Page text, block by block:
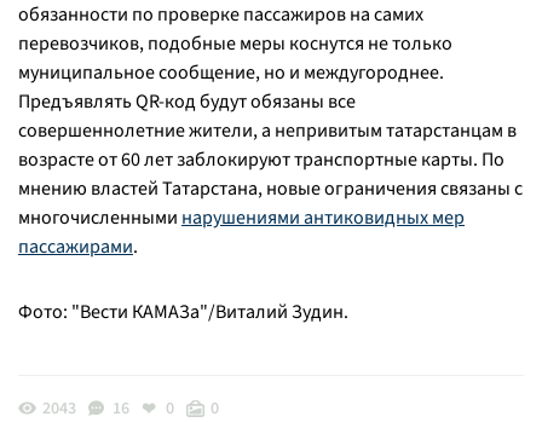
обязанности по проверке пассажиров на самих
перевозчиков, подобные меры коснутся не только
муниципальное сообщение, но и междугороднее.
Предъявлять QR-код будут обязаны все
совершеннолетние жители, а непривитым татарстанцам в
возрасте от 60 лет заблокируют транспортные карты. По
мнению властей Татарстана, новые ограничения связаны с
многочисленными нарушениями антиковидных мер
пассажирами.
Фото: "Вести КАМАЗа"/Виталий Зудин.
2043 16 0 0